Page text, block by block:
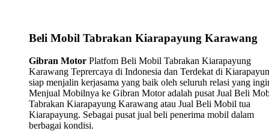
Beli Mobil Tabrakan Kiarapayung Karawang
Gibran Motor Platfom Beli Mobil Tabrakan Kiarapayung
Karawang Teprercaya di Indonesia dan Terdekat di
siap menjalin kerjasama yang baik oleh seluruh relasi yang
Menjual Mobilnya ke Gibran Motor adalah pusat Jual Beli
Tabrakan Kiarapayung Karawang atau Jual Beli Mobil tua
Kiarapayung. Sebagai pusat jual beli penerima mobil dalam
berbagai kondisi.